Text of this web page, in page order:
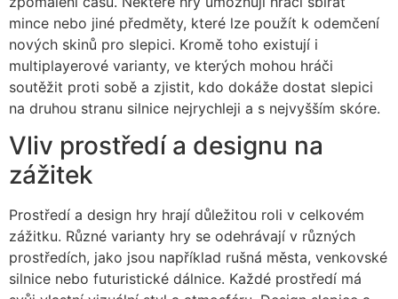
mince nebo jiné předměty, které lze použít k odemčení
nových skinů pro slepici. Kromě toho existují i
multiplayerové varianty, ve kterých mohou hráči
soutěžit proti sobě a zjistit, kdo dokáže dostat slepici
na druhou stranu silnice nejrychleji a s nejvyšším skóre.
Vliv prostředí a designu na
zážitek
Prostředí a design hry hrají důležitou roli v celkovém
zážitku. Různé varianty hry se odehrávají v různých
prostředích, jako jsou například rušná města, venkovské
silnice nebo futuristické dálnice. Každé prostředí má